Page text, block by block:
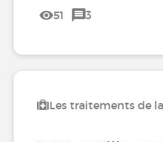
51 3
Les traitements de